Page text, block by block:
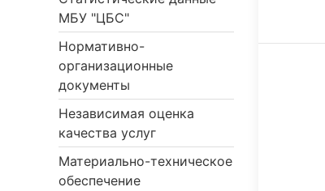
МБУ "ЦБС"
Нормативно-
организационные
документы
Независимая оценка
качества услуг
Материально-техническое
обеспечение